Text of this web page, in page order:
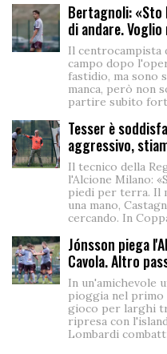
Bertagnoli: «Sto
di andare.
Il centrocampista
campo dopo
fastidio, ma sono
manca, però non
partire subito
Tesser è
aggressivo,
Il tecnico della
l'Alcione Milano:
piedi per terra. Il
una mano,
cercando. In
Jónsson piega
Cavola. Altro
In un'amichevole
pioggia nel primo
gioco per larghi
ripresa con
Lombardi